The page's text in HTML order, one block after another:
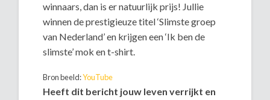
winnaars, dan is er natuurlijk prijs! Jullie
winnen de prestigieuze titel ‘Slimste groep
van Nederland’ en krijgen een ‘Ik ben de
slimste’ mok en t-shirt.
Bron beeld:YouTube
Heeft dit bericht jouw leven verrijkt en